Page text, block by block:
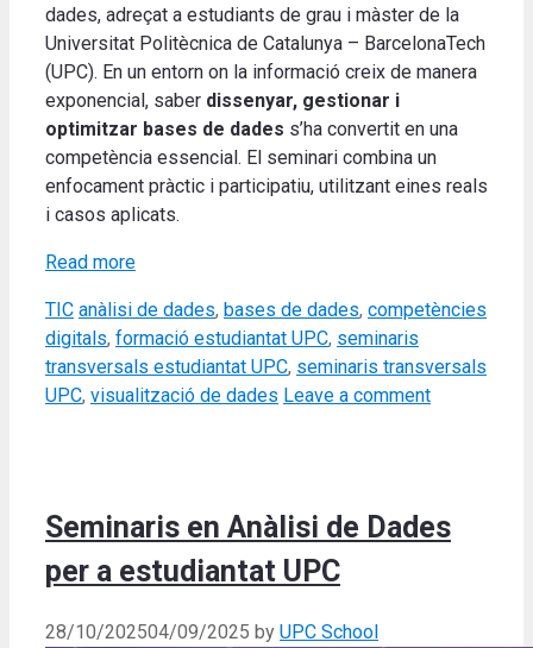
dades, adreçat a estudiants de grau i màster de la
Universitat Politècnica de Catalunya – BarcelonaTech
(UPC). En un entorn on la informació creix de manera
exponencial, saber dissenyar, gestionar i
optimitzar bases de dades s’ha convertit en una
competència essencial. El seminari combina un
enfocament pràctic i participatiu, utilitzant eines reals
i casos aplicats.
Read more
Categories
TIC Tags
anàlisi de dades, bases de dades, competències
digitals, formació estudiantat UPC, seminaris
transversals estudiantat UPC, seminaris transversals
UPC, visualització de dades Leave a comment
Seminaris en Anàlisi de Dades
per a estudiantat UPC
28/10/202504/09/2025 by UPC School